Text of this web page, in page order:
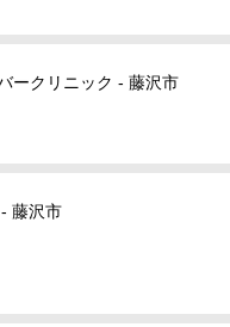
ークリニック - 藤沢市
藤沢市